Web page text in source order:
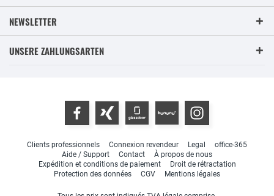
NEWSLETTER
UNSERE ZAHLUNGSARTEN
Clients professionnels Connexion revendeur Legal
office-365
Aide / Support
Contact
À propos de nous
Expédition et conditions de paiement
Droit de rétractation
Protection des données
CGV Mentions légales